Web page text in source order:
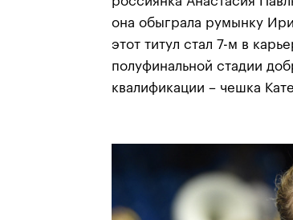
она обыграла румынку
этот титул стал 7-м в
полуфинальной стадии
квалификации – чешка